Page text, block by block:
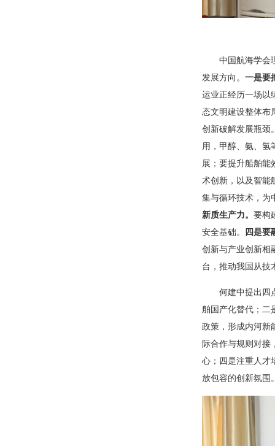
中国航海学会
发展方向。 一是要
运业正经历一场以
态文明建设整体布
创新破解发展瓶颈
用，甲醇、氨、氢
展；要提升船舶能
术创新，以及智能
集与循环技术，为
新质生产力。 要构
安全基础。
四是要
创新与产业创新相
台，推动我国从技
何建中提出四
舶国产化替代；二
政策，形成内河新
际合作与规则对接
心；四是注重人才
放包容的创新氛围